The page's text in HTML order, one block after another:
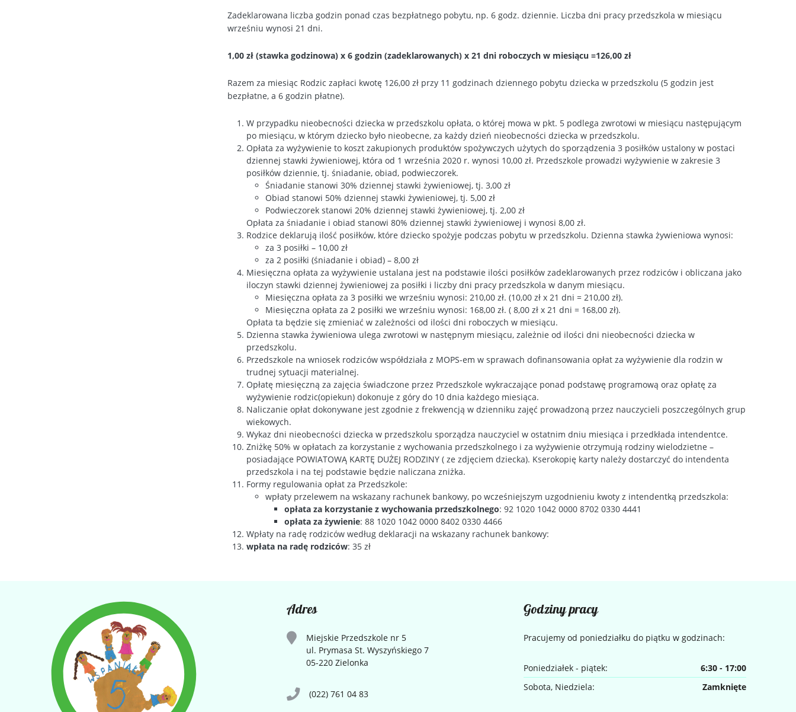
Zadeklarowana liczba godzin ponad czas bezpłatnego pobytu, np. 6 godz. dziennie. Liczba dni pracy przedszkola w miesiącu
wrześniu wynosi 21 dni.
1,00 zł (stawka godzinowa) x 6 godzin (zadeklarowanych) x 21 dni roboczych w miesiącu =126,00 zł
Razem za miesiąc Rodzic zapłaci kwotę 126,00 zł przy 11 godzinach dziennego pobytu dziecka w przedszkolu (5 godzin jest
bezpłatne, a 6 godzin płatne).
W przypadku nieobecności dziecka w przedszkolu opłata, o której mowa w pkt. 5 podlega zwrotowi w miesiącu następującym
po miesiącu, w którym dziecko było nieobecne, za każdy dzień nieobecności dziecka w przedszkolu.
Opłata za wyżywienie to koszt zakupionych produktów spożywczych użytych do sporządzenia 3 posiłków ustalony w postaci
dziennej stawki żywieniowej, która od 1 września 2020 r. wynosi 10,00 zł. Przedszkole prowadzi wyżywienie w zakresie 3
posiłków dziennie, tj. śniadanie, obiad, podwieczorek.
Śniadanie stanowi 30% dziennej stawki żywieniowej, tj. 3,00 zł
Obiad stanowi 50% dziennej stawki żywieniowej, tj. 5,00 zł
Podwieczorek stanowi 20% dziennej stawki żywieniowej, tj. 2,00 zł
Opłata za śniadanie i obiad stanowi 80% dziennej stawki żywieniowej i wynosi 8,00 zł.
Rodzice deklarują ilość posiłków, które dziecko spożyje podczas pobytu w przedszkolu. Dzienna stawka żywieniowa wynosi:
za 3 posiłki – 10,00 zł
za 2 posiłki (śniadanie i obiad) – 8,00 zł
Miesięczna opłata za wyżywienie ustalana jest na podstawie ilości posiłków zadeklarowanych przez rodziców i obliczana jako
iloczyn stawki dziennej żywieniowej za posiłki i liczby dni pracy przedszkola w danym miesiącu.
Miesięczna opłata za 3 posiłki we wrześniu wynosi: 210,00 zł. (10,00 zł x 21 dni = 210,00 zł).
Miesięczna opłata za 2 posiłki we wrześniu wynosi: 168,00 zł. ( 8,00 zł x 21 dni = 168,00 zł).
Opłata ta będzie się zmieniać w zależności od ilości dni roboczych w miesiącu.
Dzienna stawka żywieniowa ulega zwrotowi w następnym miesiącu, zależnie od ilości dni nieobecności dziecka w
przedszkolu.
Przedszkole na wniosek rodziców współdziała z MOPS-em w sprawach dofinansowania opłat za wyżywienie dla rodzin w
trudnej sytuacji materialnej.
Opłatę miesięczną za zajęcia świadczone przez Przedszkole wykraczające ponad podstawę programową oraz opłatę za
wyżywienie rodzic(opiekun) dokonuje z góry do 10 dnia każdego miesiąca.
Naliczanie opłat dokonywane jest zgodnie z frekwencją w dzienniku zajęć prowadzoną przez nauczycieli poszczególnych grup
wiekowych.
Wykaz dni nieobecności dziecka w przedszkolu sporządza nauczyciel w ostatnim dniu miesiąca i przedkłada intendentce.
Zniżkę 50% w opłatach za korzystanie z wychowania przedszkolnego i za wyżywienie otrzymują rodziny wielodzietne –
posiadające POWIATOWĄ KARTĘ DUŻEJ RODZINY ( ze zdjęciem dziecka). Kserokopię karty należy dostarczyć do intendenta
przedszkola i na tej podstawie będzie naliczana zniżka.
Formy regulowania opłat za Przedszkole:
wpłaty przelewem na wskazany rachunek bankowy, po wcześniejszym uzgodnieniu kwoty z intendentką przedszkola:
opłata za korzystanie z wychowania przedszkolnego: 92 1020 1042 0000 8702 0330 4441
opłata za żywienie: 88 1020 1042 0000 8402 0330 4466
Wpłaty na radę rodziców według deklaracji na wskazany rachunek bankowy:
wpłata na radę rodziców: 35 zł
Adres
Miejskie Przedszkole nr 5
ul. Prymasa St. Wyszyńskiego 7
05-220 Zielonka
(022) 761 04 83
Godziny pracy
Pracujemy od poniedziałku do piątku w godzinach:
Poniedziałek - piątek:
6:30 - 17:00
Sobota, Niedziela:
Zamknięte